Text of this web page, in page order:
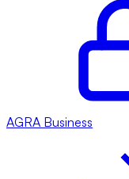
AGRA Business